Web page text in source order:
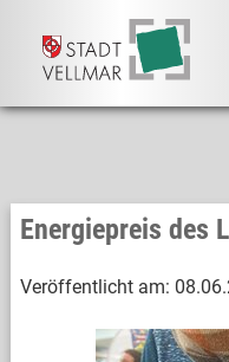
Energiepreis des
Veröffentlicht am: